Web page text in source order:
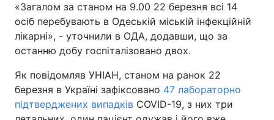
«Загалом за станом на 9.00 22 березня всі 14
осіб перебувають в Одеській міській інфекційній
лікарні», - уточнили в ОДА, додавши, що за
останню добу госпіталізовано двох.
Як повідомляв УНІАН, станом на ранок 22
березня в Україні зафіксовано 47 лабораторно
підтверджених випадків COVID-19, з них три